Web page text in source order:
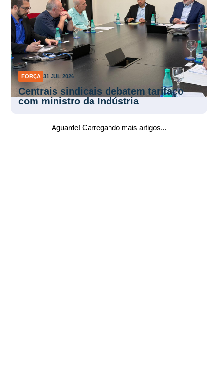
FORÇA 31 JUL 2026
Centrais sindicais debatem tarifaço
com ministro da Indústria
Aguarde! Carregando mais artigos...